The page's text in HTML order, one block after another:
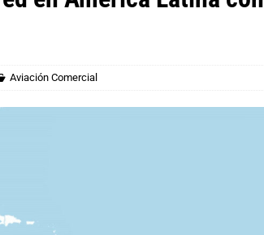
Aviación Comercial